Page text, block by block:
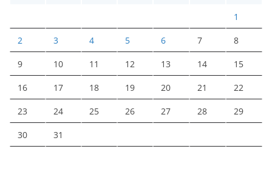
1
2 3 4 5 6 7 8
9 10 11 12 13 14 15
16 17 18 19 20 21 22
23 24 25 26 27 28 29
30 31